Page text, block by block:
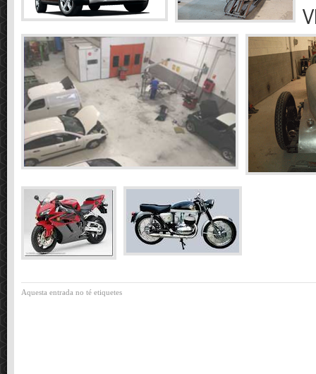
Aquesta entrada no té etiquetes